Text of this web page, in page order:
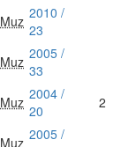
Muz 2010 /
23
Muz 2005 /
33
Muz 2004 /
20
2
Muz 2005 /